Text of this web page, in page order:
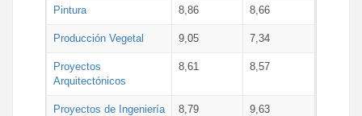
Pintura 8,86 8,66
Producción Vegetal 9,05 7,34
Proyectos
Arquitectónicos
8,61 8,57
Proyectos de Ingeniería 8,79 9,63